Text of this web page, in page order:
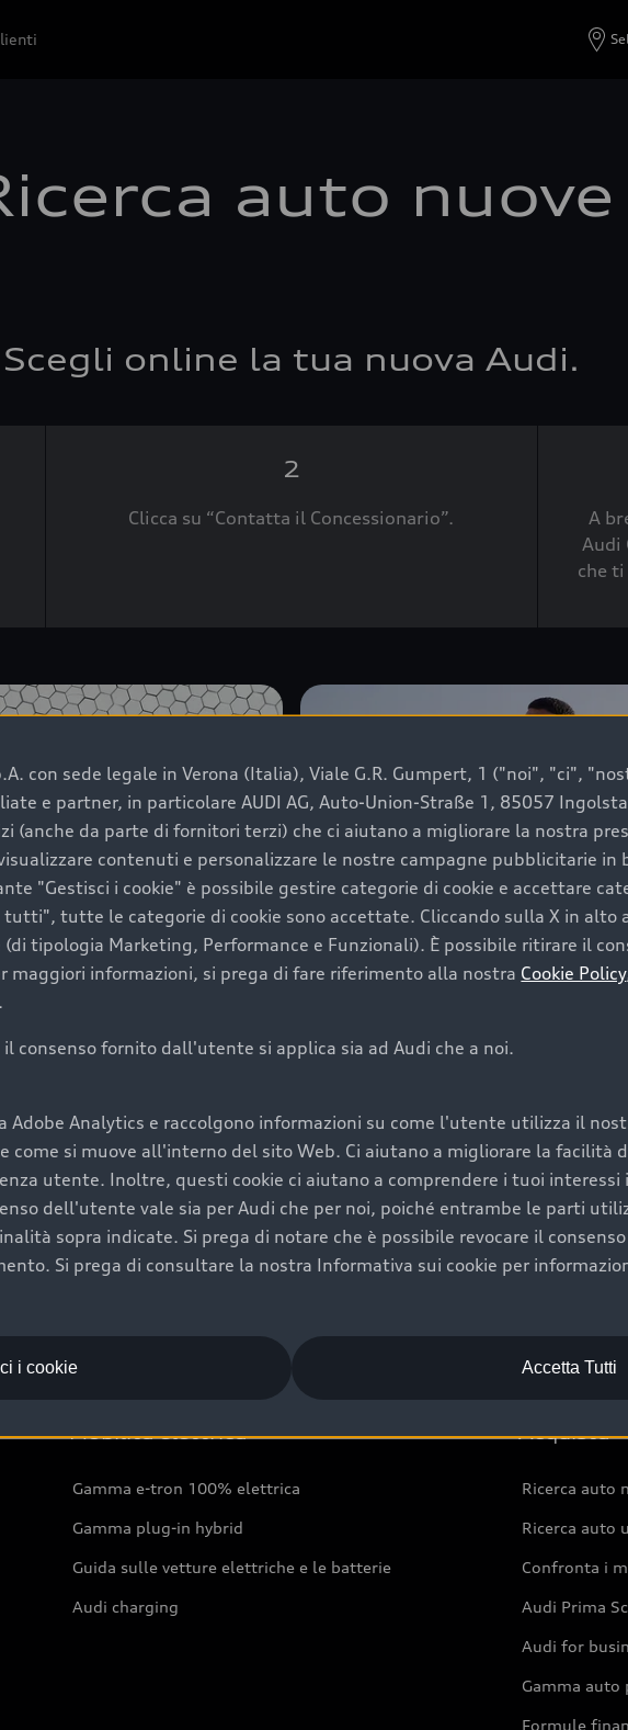
auto nuove
Scegli online la tua nuova Audi.
2
Clicca su “Contatta il Concessionario”.
A
Audi
che
è comprarne una.
un’ampia gamma di
il valore futuro della
la libertà di scegliere se
Per la tua nuova Audi, entro la data
puoi attivare il Piano Premium Care.
copertura previsti, personalizzati
ogni auto.
Scopri di più
Mobilità elettrica
Gamma e-tron 100% elettrica
Gamma plug-in hybrid
Guida sulle vetture elettriche e le batterie
Audi charging
Acquista
Ricerca auto
Ricerca auto
Confronta i
Audi Prima
Audi for
Gamma auto
Formule
con sede legale in Verona (Italia), Viale G.R. Gumpert, 1 ("noi", "ci",
e partner, in particolare AUDI AG, Auto-Union-Straße 1, 85057
(anche da parte di fornitori terzi) che ci aiutano a migliorare la nostra
contenuti e personalizzare le nostre campagne pubblicitarie in
"Gestisci i cookie" è possibile gestire categorie di cookie e accettare
tutte le categorie di cookie sono accettate. Cliccando sulla X in alto
(di tipologia Marketing, Performance e Funzionali). È possibile ritirare il
informazioni, si prega di fare riferimento alla nostra Cookie Policy
.
consenso fornito dall'utente si applica sia ad Audi che a noi.
Adobe Analytics e raccolgono informazioni su come l'utente utilizza il
come si muove all'interno del sito Web. Ci aiutano a migliorare la facilità
utente. Inoltre, questi cookie ci aiutano a comprendere i tuoi interessi
dell'utente vale sia per Audi che per noi, poiché entrambe le parti
sopra indicate. Si prega di notare che è possibile revocare il
Si prega di consultare la nostra Informativa sui cookie per
Accetta Tutti
i cookie